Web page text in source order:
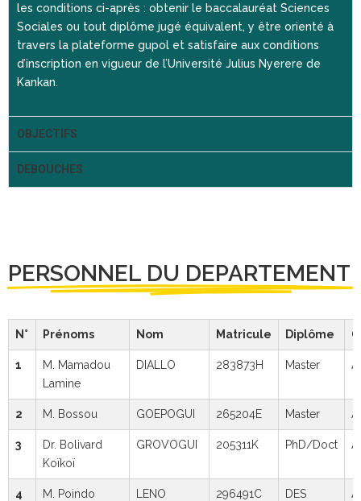
les conditions ci-après : obtenir le baccalauréat Sciences
Sociales ou tout diplôme jugé équivalent, y être orienté à
travers la plateforme gupol et satisfaire aux conditions
d’inscription en vigueur de l’Université Julius Nyerere de
Kankan.
OBJECTIFS
DEBOUCHES
PERSONNEL DU DEPARTEMENT
N° Prénoms Nom Matricule Diplôme
1
M. Mamadou
Lamine
DIALLO 283873H Master A
2 M. Bossou GOEPOGUI 265204E Master A
3
Dr. Bolivard
Koïkoï
GROVOGUI 205311K PhD/Doct A
4 M. Poindo LENO 296491C DES A